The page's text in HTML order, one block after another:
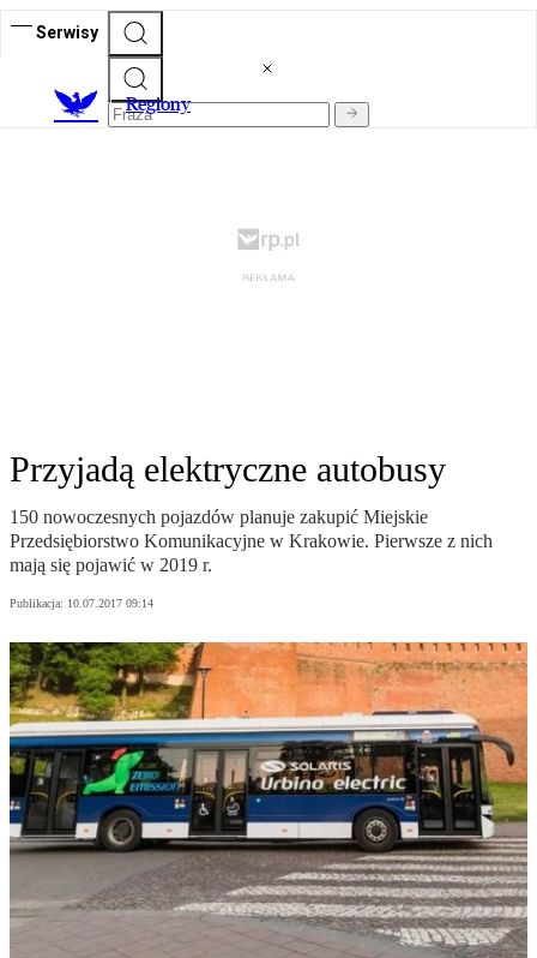
Serwisy
Regiony
Przyjadą elektryczne autobusy
150 nowoczesnych pojazdów planuje zakupić Miejskie
Przedsiębiorstwo Komunikacyjne w Krakowie. Pierwsze z nich
mają się pojawić w 2019 r.
Publikacja: 10.07.2017 09:14